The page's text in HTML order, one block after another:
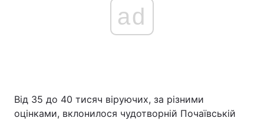
ad
Від 35 до 40 тисяч віруючих, за різними
оцінками, вклонилося чудотворній Почаївській